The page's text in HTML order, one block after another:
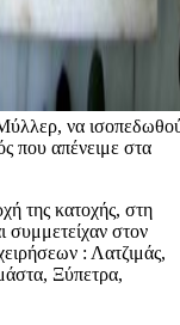
να
που απένειμε στα
της κατοχής, στη
συμμετείχαν στον
: Λατζιμάς,
Ξύπετρα,